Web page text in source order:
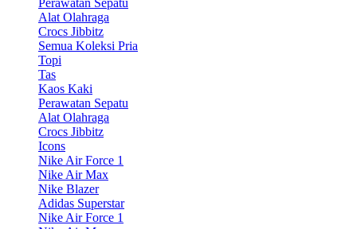
Alat Olahraga
Crocs Jibbitz
Semua Koleksi Pria
Topi
Tas
Kaos Kaki
Perawatan Sepatu
Alat Olahraga
Crocs Jibbitz
Icons
Nike Air Force 1
Nike Air Max
Nike Blazer
Adidas Superstar
Nike Air Force 1